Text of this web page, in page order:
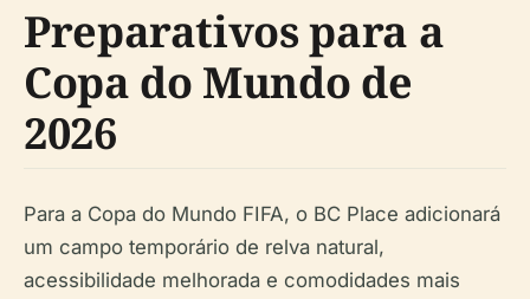
Preparativos para a
Copa do Mundo de
2026
Para a Copa do Mundo FIFA, o BC Place adicionará
um campo temporário de relva natural,
acessibilidade melhorada e comodidades mais